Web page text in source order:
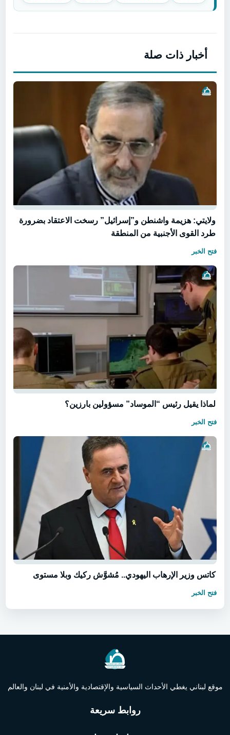
أخبار ذات صلة
ولايتي: هزيمة واشنطن و”إسرائيل” رسخت الاعتقاد بضرورة
طرد القوى الأجنبية من المنطقة
فتح الخبر
لماذا يقيل رئيس “الموساد” مسؤولين بارزين؟
فتح الخبر
كاتس وزير الإرهاب اليهودي.. مُشوَّش ركيك وبلا مستوى
فتح الخبر
موقع لبناني يغطي الأحداث السياسية والإقتصادية والأمنية في لبنان والعالم
روابط سريعة